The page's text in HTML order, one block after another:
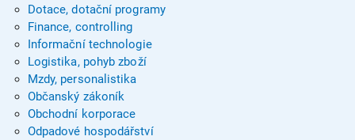
Dotace, dotační programy
Finance, controlling
Informační technologie
Logistika, pohyb zboží
Mzdy, personalistika
Občanský zákoník
Obchodní korporace
Odpadové hospodářství